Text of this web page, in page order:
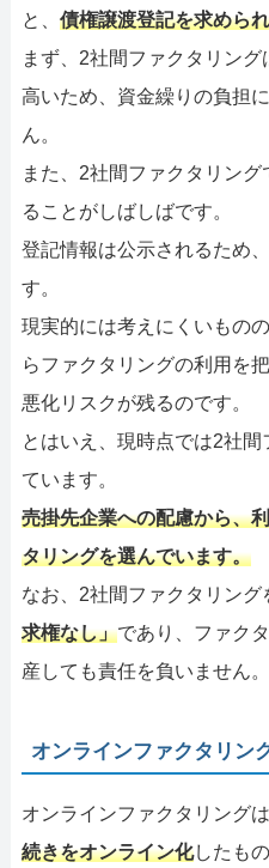
と、 債権譲渡登記を求めら
まず、2社間ファクタリン
高いため、資金繰りの負担
ん。
また、2社間ファクタリン
ることがしばしばです。
登記情報は公示されるため
す。
現実的には考えにくいもの
らファクタリングの利用を
悪化リスクが残るのです。
とはいえ、現時点では2社
ています。
売掛先企業への配慮から、
タリングを選んでいます。
なお、2社間ファクタリング
求権なし」であり、ファク
産しても責任を負いません。
オンラインファクタリン
オンラインファクタリングは
続きをオンライン化したもの